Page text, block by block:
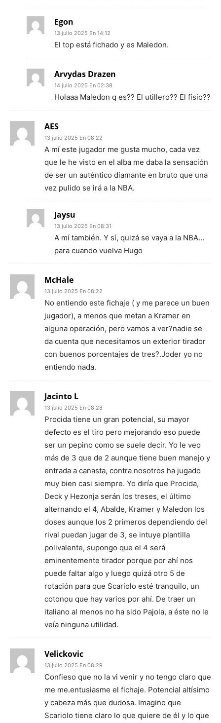
Egon
13 julio 2025 En 14:12
El top está fichado y es Maledon.
Arvydas Drazen
14 julio 2025 En 02:38
Holaaa Maledon q es?? El utillero?? El fisio??
AES
13 julio 2025 En 08:22
A mí este jugador me gusta mucho, cada vez
que le he visto en el alba me daba la sensación
de ser un auténtico diamante en bruto que una
vez pulido se irá a la NBA.
Jaysu
13 julio 2025 En 08:31
A mí también. Y sí, quizá se vaya a la NBA…
para cuando vuelva Hugo
McHale
13 julio 2025 En 08:22
No entiendo este fichaje ( y me parece un buen
jugador), a menos que metan a Kramer en
alguna operación, pero vamos a ver?nadie se
da cuenta que necesitamos un exterior tirador
con buenos porcentajes de tres?.Joder yo no
entiendo nada.
Jacinto L
13 julio 2025 En 08:28
Procida tiene un gran potencial, su mayor
defecto es el tiro pero mejorando eso puede
ser un pepino como se suele decir. Yo le veo
más de 3 que de 2 aunque tiene buen manejo y
entrada a canasta, contra nosotros ha jugado
muy bien casi siempre. Yo diría que Procida,
Deck y Hezonja serán los treses, el último
alternando el 4, Abalde, Kramer y Maledon los
doses aunque los 2 primeros dependiendo del
rival puedan jugar de 3, se intuye plantilla
polivalente, supongo que el 4 será
eminentemente tirador porque por ahí nos
puede faltar algo y luego quizá otro 5 de
rotación para que Scariolo esté tranquilo, un
cotonou que hay varios por ahí. De traer un
italiano al menos no ha sido Pajola, a éste no le
veía ninguna utilidad.
Velickovic
13 julio 2025 En 08:29
Confieso que no la vi venir y no tengo claro que
me me.entusiasme el fichaje. Potencial altísimo
y cabeza más que dudosa. Imagino que
Scariolo tiene claro lo que quiere de él y lo que